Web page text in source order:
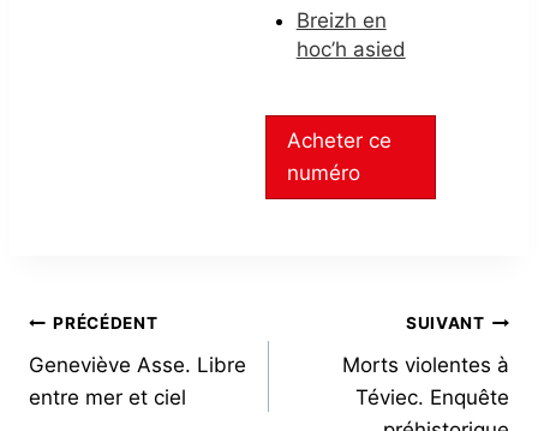
Breizh en
hoc’h asied
Acheter ce
numéro
NAVIGATION
DE
PRÉCÉDENT
Geneviève Asse. Libre
entre mer et ciel
SUIVANT
Morts violentes à
Téviec. Enquête